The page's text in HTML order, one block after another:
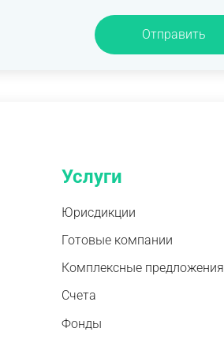
Отправить
Услуги
Юрисдикции
Готовые компании
Комплексные предложения
Счета
Фонды